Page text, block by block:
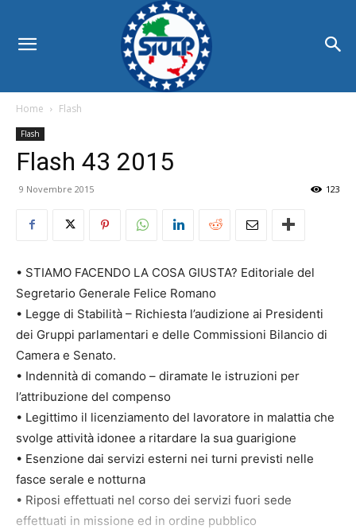
Home Flash
Flash
Flash 43 2015
9 Novembre 2015 123
• STIAMO FACENDO LA COSA GIUSTA? Editoriale del
Segretario Generale Felice Romano
• Legge di Stabilità – Richiesta l’audizione ai Presidenti
dei Gruppi parlamentari e delle Commissioni Bilancio di
Camera e Senato.
• Indennità di comando – diramate le istruzioni per
l’attribuzione del compenso
• Legittimo il licenziamento del lavoratore in malattia che
svolge attività idonee a ritardare la sua guarigione
• Esenzione dai servizi esterni nei turni previsti nelle
fasce serale e notturna
• Riposi effettuati nel corso dei servizi fuori sede
effettuati in missione ed in ordine pubblico